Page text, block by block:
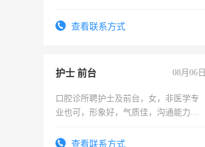
4500。查看联系方式
护士 前台 08月06日
口腔诊所聘护士及前台，女，非医学专
业也可，形象好，气质佳，沟通能力
查看联系方式